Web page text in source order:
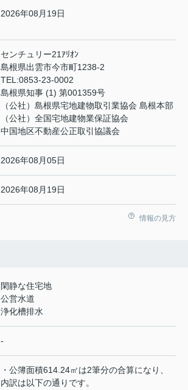
2026年08月19日
センチュリー21ｱﾘｵﾝ
島根県出雲市今市町1238-2
TEL:0853-23-0002
島根県知事 (1) 第001359号
（公社）島根県宅地建物取引業協会 島根本部
（公社）全国宅地建物業保証協会
中国地区不動産公正取引協議会
2026年08月05日
2026年08月19日
情報の見方
閑静な住宅地
公営水道
浄化槽排水
-
・公簿面積614.24㎡は2筆分の合算になり、
内訳は以下の通りです。